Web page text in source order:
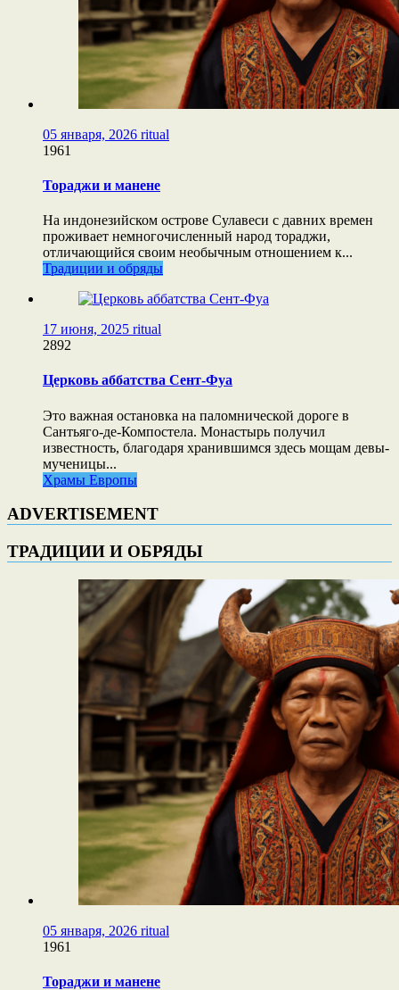
05 января, 2026 ritual
1961
Тораджи и манене
На индонезийском острове Сулавеси с давних времен
проживает немногочисленный народ тораджи,
отличающийся своим необычным отношением к...
Традиции и обряды
17 июня, 2025 ritual
2892
Церковь аббатства Сент-Фуа
Это важная остановка на паломнической дороге в
Сантьяго-де-Компостела. Монастырь получил
известность, благодаря хранившимся здесь мощам девы-
мученицы...
Храмы Европы
ADVERTISEMENT
ТРАДИЦИИ И ОБРЯДЫ
05 января, 2026 ritual
1961
Тораджи и манене